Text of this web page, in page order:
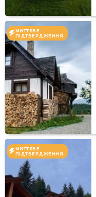
МИТТЄВЕ
ПІДТВЕРДЖЕННЯ
МИТТЄВЕ
ПІДТВЕРДЖЕННЯ